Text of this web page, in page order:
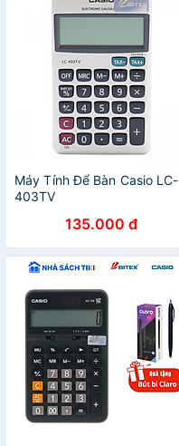
Máy Tính Để Bàn Casio LC-
403TV
135.000 đ